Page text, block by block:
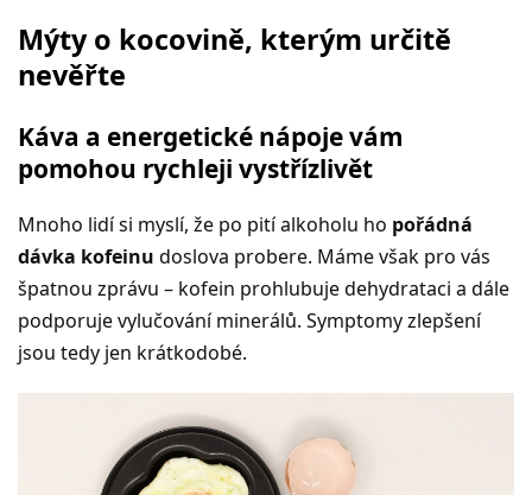
Mýty o kocovině, kterým určitě
nevěřte
Káva a energetické nápoje vám
pomohou rychleji vystřízlivět
Mnoho lidí si myslí, že po pití alkoholu ho pořádná
dávka kofeinu doslova probere. Máme však pro vás
špatnou zprávu – kofein prohlubuje dehydrataci a dále
podporuje vylučování minerálů. Symptomy zlepšení
jsou tedy jen krátkodobé.